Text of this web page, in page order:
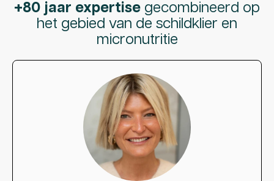
+80 jaar expertise gecombineerd op
het gebied van de schildklier en
micronutritie